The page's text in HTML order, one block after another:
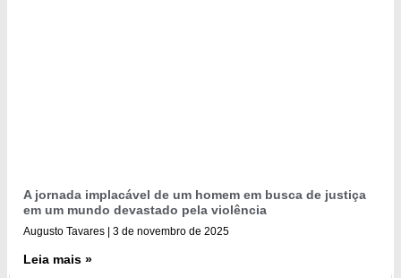
A jornada implacável de um homem em busca de justiça
em um mundo devastado pela violência
Augusto Tavares 3 de novembro de 2025
Leia mais »